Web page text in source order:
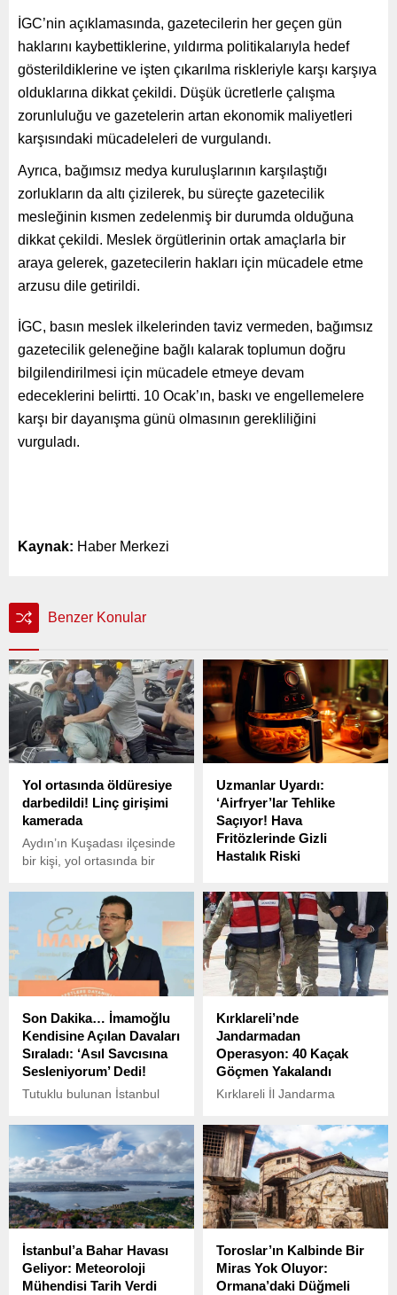
İGC’nin açıklamasında, gazetecilerin her geçen gün
haklarını kaybettiklerine, yıldırma politikalarıyla hedef
gösterildiklerine ve işten çıkarılma riskleriyle karşı karşıya
olduklarına dikkat çekildi. Düşük ücretlerle çalışma
zorunluluğu ve gazetelerin artan ekonomik maliyetleri
karşısındaki mücadeleleri de vurgulandı.
Ayrıca, bağımsız medya kuruluşlarının karşılaştığı
zorlukların da altı çizilerek, bu süreçte gazetecilik
mesleğinin kısmen zedelenmiş bir durumda olduğuna
dikkat çekildi. Meslek örgütlerinin ortak amaçlarla bir
araya gelerek, gazetecilerin hakları için mücadele etme
arzusu dile getirildi.
İGC, basın meslek ilkelerinden taviz vermeden, bağımsız
gazetecilik geleneğine bağlı kalarak toplumun doğru
bilgilendirilmesi için mücadele etmeye devam
edeceklerini belirtti. 10 Ocak’ın, baskı ve engellemelere
karşı bir dayanışma günü olmasının gerekliliğini
vurguladı.
Kaynak: Haber Merkezi
Benzer Konular
Yol ortasında öldüresiye
darbedildi! Linç girişimi
kamerada
Aydın’ın Kuşadası ilçesinde
bir kişi, yol ortasında bir
dövüldü. Öfkeli grubun
elinden şahsı vatandaşlar
kurtardı. Saldırının, ‘küfür’
yüzünden başladığı iddia
edildi.
Uzmanlar Uyardı:
‘Airfryer’lar Tehlike
Saçıyor! Hava
Fritözlerinde Gizli
Hastalık Riski
beslenmek isteyenlerin
tercih ettiği mutfak gereçleri
arasında yer alıyor.
Son Dakika… İmamoğlu
Kendisine Açılan Davaları
Sıraladı: ‘Asıl Savcısına
Sesleniyorum’ Dedi!
Tutuklu bulunan İstanbul
Başkanı Ekrem İmamoğlu,
sosyal medya hesabından
yaptığı paylaşımda,
kendisine açılan davaları
tek tek sıraladı ve “asıl
savcıya sesleniyorum”
Recep Tayyip Erdoğan’a bir
çağrıda bulundu.
Kırklareli’nde
Jandarmadan
Operasyon: 40 Kaçak
Göçmen Yakalandı
Kırklareli İl Jandarma
mücadele kapsamında
önemli bir operasyon
gerçekleştirdi.
İstanbul’a Bahar Havası
Geliyor: Meteoroloji
Mühendisi Tarih Verdi
Toroslar’ın Kalbinde Bir
Miras Yok Oluyor:
Ormana’daki Düğmeli